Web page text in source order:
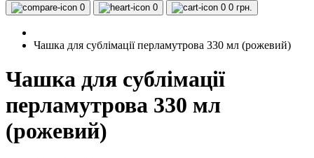
0 0 0 0 грн.
Чашка для сублімації перламутрова 330 мл (рожевий)
Чашка для сублімації
перламутрова 330 мл
(рожевий)